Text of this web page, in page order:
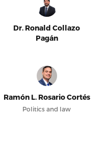
Dr. Ronald Collazo
Pagán
Ramón L. Rosario Cortés
Politics and law